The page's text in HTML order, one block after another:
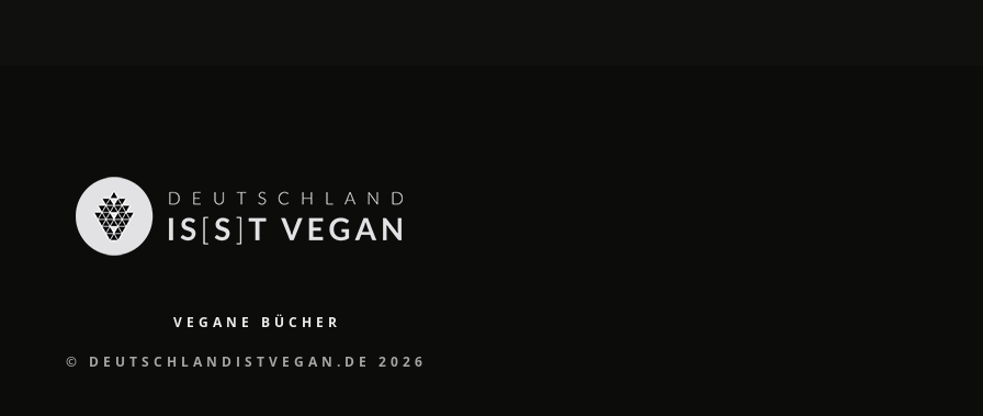
VEGANE BÜCHER
© DEUTSCHLANDISTVEGAN.DE 2026